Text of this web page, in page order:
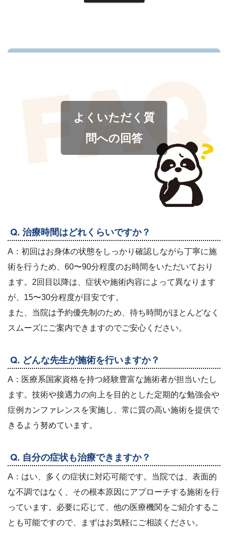
よくいただく質
問への回答
Q. 治療時間はどれくらいですか？
A：初回はお身体の状態をしっかり確認しながら丁寧に施
術を行うため、60〜90分程度のお時間をいただいており
ます。2回目以降は、症状や施術内容によって異なります
が、15〜30分程度が目安です。
また、当院は予約優先制のため、待ち時間がほとんどなく
スムーズにご案内できますのでご安心ください。
Q. どんな先生が施術を行いますか？
A：医療系国家資格を持つ経験豊富な施術者が担当いたし
ます。技術や接遇力の向上を目的とした定期的な勉強会や
症例カンファレンスを実施し、常に質の高い施術を提供で
きるよう努めています。
Q. 自分の症状も治療できますか？
A：はい、多くの症状に対応可能です。当院では、表面的
な不調ではなく、その根本原因にアプローチする施術を行
っています。必要に応じて、他の医療機関をご紹介するこ
とも可能ですので、まずはお気軽にご相談ください。